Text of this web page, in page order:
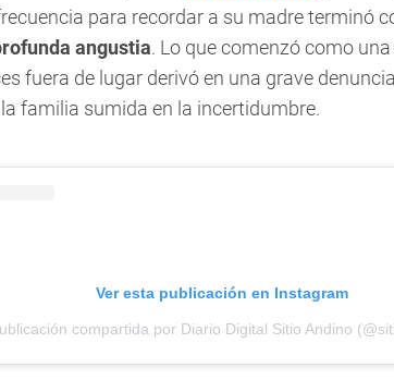
para recordar a su madre terminó
angustia. Lo que comenzó como
fuera de lugar derivó en una grave
familia sumida en la incertidumbre.
Ver esta publicación en Instagram
compartida por Diario Digital Sitio Andino